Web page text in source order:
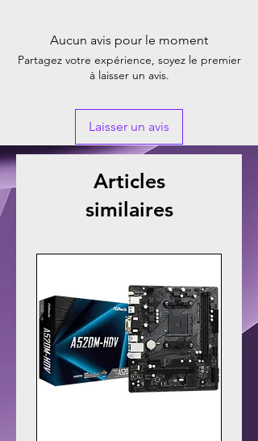
Aucun avis pour le moment
Partagez votre expérience, soyez le premier
à laisser un avis.
Laisser un avis
Articles
similaires